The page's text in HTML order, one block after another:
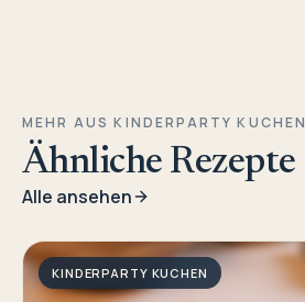
MEHR AUS KINDERPARTY KUCHEN
Ähnliche Rezepte
Alle ansehen
KINDERPARTY KUCHEN